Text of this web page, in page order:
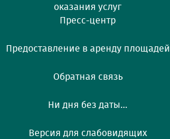
оказания услуг
Пресс-центр
Предоставление в аренду площадей
Обратная связь
Ни дня без даты...
Версия для слабовидящих